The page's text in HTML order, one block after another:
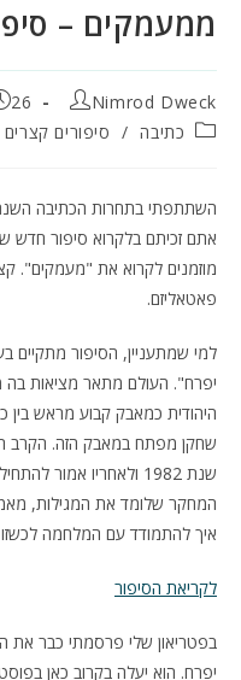
ממעמקים –
מחבר:
Nimrod Dweck
26 באוקטובר 2024
קטגוריה:
כתיבה / סיפורים קצרים
השתתפתי בתחרות הכתיבה
אתם זכיתם בלקרוא סיפור חדש
מוזמנים לקרוא את "מעמקים".
פאטאליזם.
למי שמתעניין, הסיפור
יפרח". העולם מתאר מציאות בה
היהודית כמאבק קבוע מראש בין
שחקן מפתח במאבק הזה. הקרב
שנת 1982 ולאחריו
המחקר שלומד את המגילות,
איך להתמודד עם המלחמה
לקריאת הסיפור
בפטריאון שלי פרסמתי כבר את
יפרח. הוא יעלה בקרוב כאן